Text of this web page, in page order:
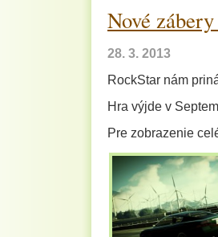
Nové
28. 3. 2013
RockStar nám
Hra výjde v
Pre zobrazenie